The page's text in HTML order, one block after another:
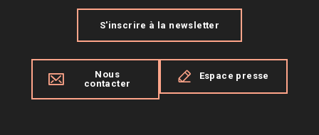
S'inscrire à la newsletter
Nous
contacter
Espace presse